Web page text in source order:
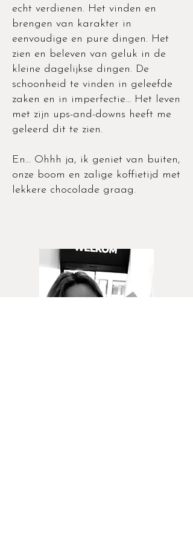
echt verdienen. Het vinden en
brengen van karakter in
eenvoudige en pure dingen. Het
zien en beleven van geluk in de
kleine dagelijkse dingen. De
schoonheid te vinden in geleefde
zaken en in imperfectie… Het leven
met zijn ups-and-downs heeft me
geleerd dit te zien.
En… Ohhh ja, ik geniet van buiten,
onze boom en zalige koffietijd met
lekkere chocolade graag.